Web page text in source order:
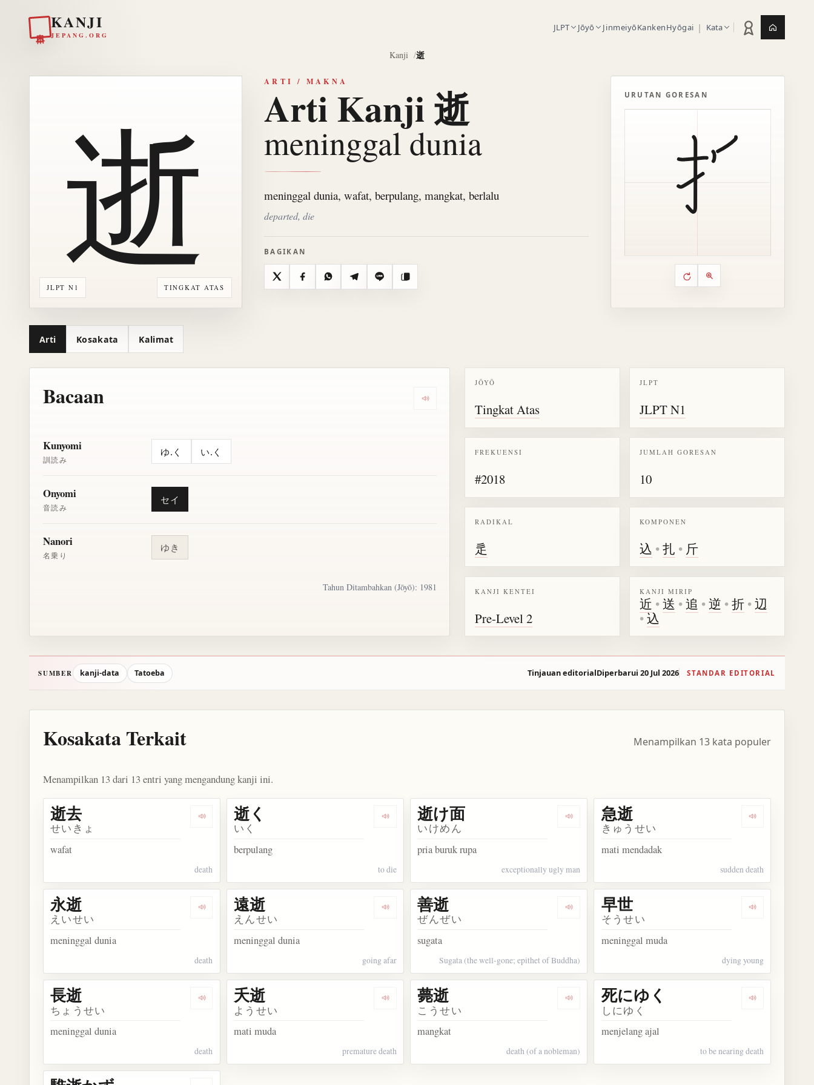
KANJI
JEPANG.ORG
JLPT Jōyō JinmeiyōKankenHyōgai | Kata Statistik latihan
Kanji 逝
JLPT N1 TINGKAT ATAS
逝
ARTI / MAKNA
Arti Kanji 逝
meninggal dunia
meninggal dunia, wafat, berpulang, mangkat, berlalu
departed, die
BAGIKAN
X FacebookWhatsAppTelegramLine Salin
URUTAN GORESAN
Kontrol animasi urutan
Putar ulang animasi
Perbesar animasi
Arti Kosakata Kalimat
Bacaan Dengarkan semua bacaan untuk kanji 逝
Kunyomi
訓読み
ゆ.く い.く
Onyomi
音読み
セイ
Nanori
名乗り
ゆき
Tahun Ditambahkan (Jōyō): 1981
JŌYŌ
Tingkat Atas
JLPT
JLPT N1
FREKUENSI
#2018
JUMLAH GORESAN
10
RADIKAL
辵
KOMPONEN
込 •扎 • 斤
KANJI KENTEI
Pre-Level 2
KANJI MIRIP
近 •送 •追 •逆 •折 •辺
•込
SUMBER kanji-data Tatoeba Tinjauan editorialDiperbarui 20 Jul 2026 STANDAR EDITORIAL
Kosakata Terkait Menampilkan 13 kata populer
Menampilkan 13 dari 13 entri yang mengandung kanji ini.
Dengarkan kosakata 逝去
逝去
せいきょ
wafat
death
Dengarkan kosakata 逝く
逝く
いく
berpulang
to die
Dengarkan kosakata 逝け面
逝け面
いけめん
pria buruk rupa
exceptionally ugly man
Dengarkan
急逝
きゅうせい
mati mendadak
sudden death
Dengarkan kosakata 永逝
永逝
えいせい
meninggal dunia
death
Dengarkan kosakata 遠逝
遠逝
えんせい
meninggal dunia
going afar
Dengarkan kosakata 善逝
善逝
ぜんぜい
sugata
Sugata (the well-gone; epithet of Buddha)
Dengarkan
早世
そうせい
meninggal muda
dying young
Dengarkan kosakata 長逝
長逝
ちょうせい
meninggal dunia
death
Dengarkan kosakata 夭逝
夭逝
ようせい
mati muda
premature death
Dengarkan kosakata 薨逝
薨逝
こうせい
mangkat
death (of a nobleman)
Dengarkan
死にゆく
しにゆく
menjelang ajal
to be nearing death